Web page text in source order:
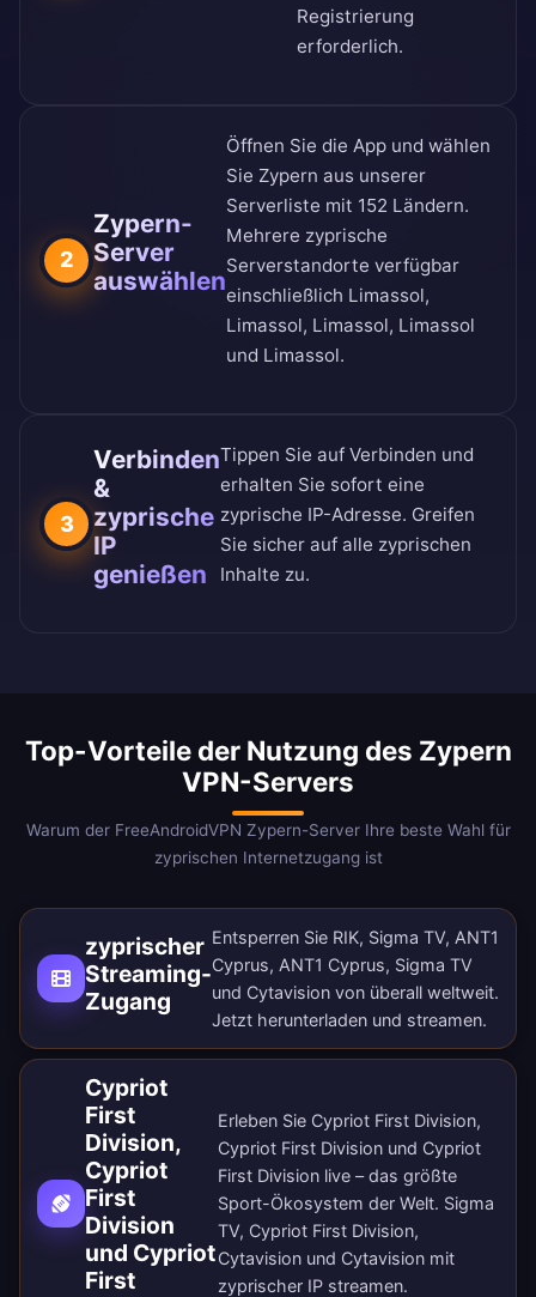
Registrierung
erforderlich.
2
Zypern-
Server
auswählen
Öffnen Sie die App und wählen
Sie Zypern aus unserer
Serverliste mit 152 Ländern.
Mehrere zyprische
Serverstandorte verfügbar
einschließlich Limassol,
Limassol, Limassol, Limassol
und Limassol.
3
Verbinden
&
zyprische
IP
genießen
Tippen Sie auf Verbinden und
erhalten Sie sofort eine
zyprische IP-Adresse. Greifen
Sie sicher auf alle zyprischen
Inhalte zu.
Top-Vorteile der Nutzung des Zypern
VPN-Servers
Warum der FreeAndroidVPN Zypern-Server Ihre beste Wahl für
zyprischen Internetzugang ist
zyprischer
Streaming-
Zugang
Entsperren Sie RIK, Sigma TV, ANT1
Cyprus, ANT1 Cyprus, Sigma TV
und Cytavision von überall weltweit.
Jetzt herunterladen und streamen.
Cypriot
First
Division,
Cypriot
First
Division
und Cypriot
First
Erleben Sie Cypriot First Division,
Cypriot First Division und Cypriot
First Division live – das größte
Sport-Ökosystem der Welt. Sigma
TV, Cypriot First Division,
Cytavision und Cytavision mit
zyprischer IP streamen.